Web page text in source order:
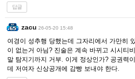
답글
zacu 26-05-20 15:48
여경이 성추행 당했는데 그자리에서 가만히
이 없는거 아님? 진술은 계속 바뀌고 시시티
말 탐지기까지 거부. 이게 정상인가? 공권력
데 저여자 신상공개에 감빵 보내야 한다.